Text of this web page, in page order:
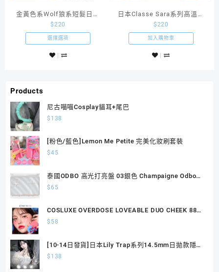
金黃色系Wolf狼系短髮日本
Classe Sara系列高溫絲假髮
$220
選擇選項
日本Classe Sara系列高溫絲
假髮Wolf狼系短髮黑色系
SBK02
$220
加入購物車
Products
尼古喵喵Cosplay貓耳+尾巴
$ 138
[粉色/藍色]Lemon Me Petite 完美化妝刷套裝
$45
泰國ODBO 高光打亮盤 03銀色 Champaigne Odbo
Glowing Skin Highlighter 4.5g
$65
COSLUXE OVERDOSE LOVEABLE DUO CHEEK 88胭
脂
$ 58
[10-14日發貨]日本Lily Trap系列14.5mm日拋款隱形
眼鏡 一盒10片
$ 138